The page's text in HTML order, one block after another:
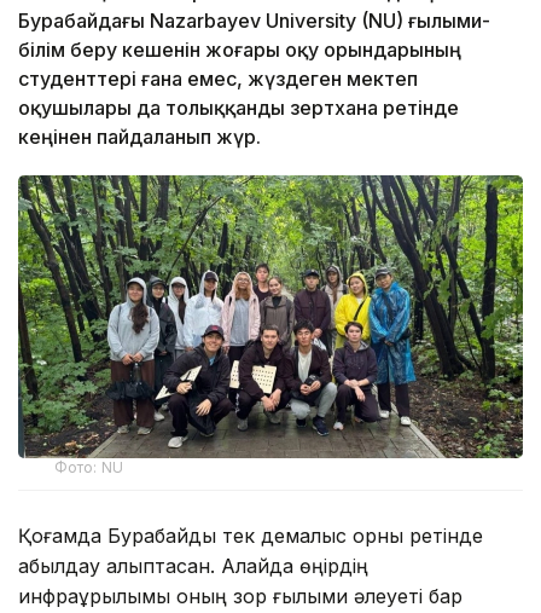
Бурабайдағы Nazarbayev University (NU) ғылыми-
білім беру кешенін жоғары оқу орындарының
студенттері ғана емес, жүздеген мектеп
оқушылары да толыққанды зертхана ретінде
кеңінен пайдаланып жүр.
Фото: NU
Қоғамда Бурабайды тек демалыс орны ретінде
қабылдау қалыптасқан. Алайда өңірдің
инфрақұрылымы оның зор ғылыми әлеуеті бар